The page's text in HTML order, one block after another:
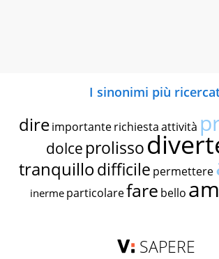
I sinonimi più
dire importante richiestaattività
dolce prolisso
tranquillodifficile permettere
inerme particolarefare bello
SAPERE